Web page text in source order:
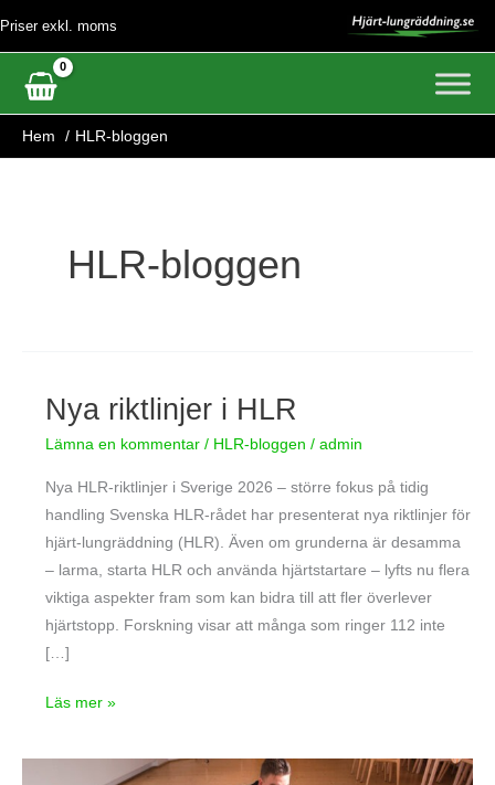
innehåll
Priser exkl. moms
Hem HLR-bloggen
HLR-bloggen
Nya riktlinjer i HLR
Lämna en kommentar / HLR-bloggen / admin
Nya HLR-riktlinjer i Sverige 2026 – större fokus på tidig
handling Svenska HLR-rådet har presenterat nya riktlinjer för
hjärt-lungräddning (HLR). Även om grunderna är desamma
– larma, starta HLR och använda hjärtstartare – lyfts nu flera
viktiga aspekter fram som kan bidra till att fler överlever
hjärtstopp. Forskning visar att många som ringer 112 inte
[…]
Nya
riktlinjer
HLR
Läs mer »